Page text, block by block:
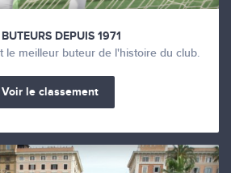
DEPUIS 1971
le meilleur buteur de l'histoire du club.
Voir le classement